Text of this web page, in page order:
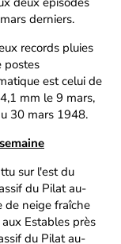
derniers.
records pluies
postes
est celui de
mm le 9 mars,
30 mars 1948.
sur l'est du
du Pilat au-
de neige fraîche
Estables près
du Pilat au-